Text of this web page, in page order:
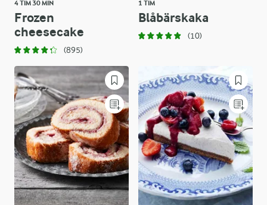
4 TIM 30 MIN
Frozen
cheesecake
(895)
1 TIM
Blåbärskaka
(10)